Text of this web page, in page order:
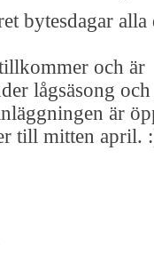
bytesdagar alla
och är
lågsäsong
är
till mitten april.